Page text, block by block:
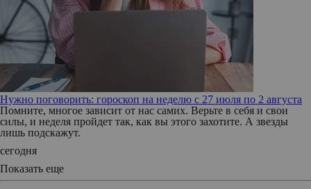
Нужно поговорить: гороскоп на неделю с 27 июля по 2 августа
Помните, многое зависит от нас самих. Верьте в себя и свои
силы, и неделя пройдет так, как вы этого захотите. А звезды
лишь подскажут.
сегодня
Показать еще